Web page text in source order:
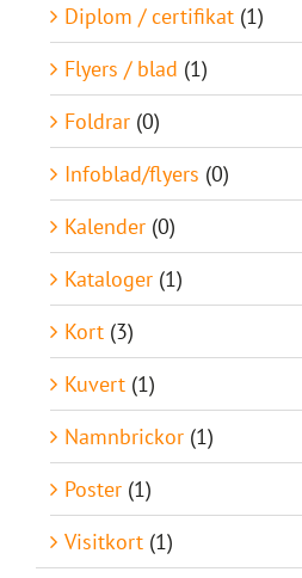
Diplom / certifikat (1)
Flyers / blad (1)
Foldrar (0)
Infoblad/flyers (0)
Kalender (0)
Kataloger (1)
Kort (3)
Kuvert (1)
Namnbrickor (1)
Poster (1)
Visitkort (1)